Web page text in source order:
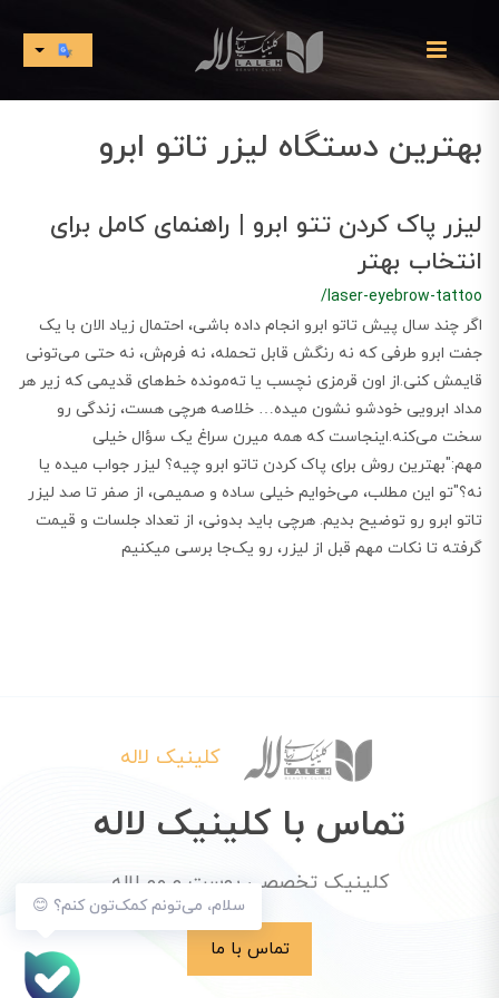
بهترین دستگاه لیزر تاتو ابرو
لیزر پاک کردن تتو ابرو | راهنمای کامل برای
انتخاب بهتر
/laser-eyebrow-tattoo
اگر چند سال پیش تاتو ابرو انجام داده باشی، احتمال زیاد الان با یک
جفت ابرو طرفی که نه رنگش قابل تحمله، نه فرم‌ش، نه حتی می‌تونی
قایمش کنی.از اون قرمزی نچسب یا ته‌مونده‌ خط‌های قدیمی که زیر هر
مداد ابرویی خودشو نشون میده… خلاصه هرچی هست، زندگی رو
سخت می‌کنه.اینجاست که همه میرن سراغ یک سؤال خیلی
مهم:"بهترین روش برای پاک کردن تاتو ابرو چیه؟ لیزر جواب میده یا
نه؟"تو این مطلب، می‌خوایم خیلی ساده و صمیمی، از صفر تا صد لیزر
تاتو ابرو رو توضیح بدیم. هرچی باید بدونی، از تعداد جلسات و قیمت
گرفته تا نکات مهم قبل از لیزر، رو یک‌جا برسی میکنیم
سلام، می‌تونم کمک‌تون کنم؟ 😊
کلینیک لاله
تماس با کلینیک لاله
کلینیک تخصصی پوست و مو لاله
تماس با ما